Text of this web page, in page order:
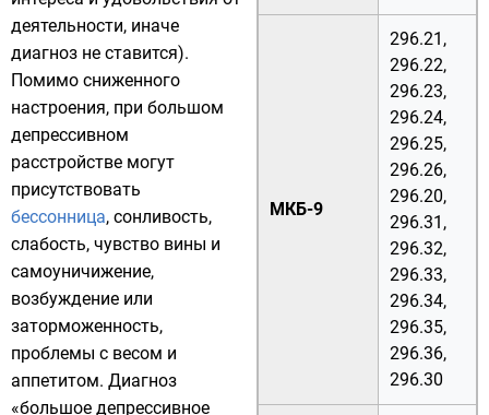
МКБ-9
296.21 ,
296.22,
296.23,
296.24,
296.25,
296.26,
296.20,
296.31 ,
296.32,
296.33,
296.34,
296.35,
296.36,
296.30
деятельности, иначе
диагноз не ставится).
Помимо сниженного
настроения, при большом
депрессивном
расстройстве могут
присутствовать
бессонница, сонливость,
слабость, чувство вины и
самоуничижение,
возбуждение или
заторможенность,
проблемы с весом и
аппетитом. Диагноз
«большое депрессивное